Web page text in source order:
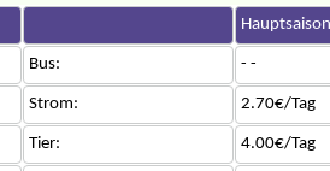
Hauptsaison
Bus: - -
Strom: 2.70€/Tag
Tier: 4.00€/Tag